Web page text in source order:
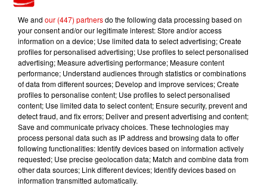
TITRES DIFFUSÉS
3h24
3h24
BEBE REXHA & DAVID
GUETTA
Sad Girls
3h20
3h20
ELLIOTT
On S'oubliera
3h16
3h16
PLAIN WHITE T'S
Hey There Delilah
We and our (447) partnersdo the following data processing based on
your consent and/or our legitimate interest: Store and/or access
information on a device; Use limited data to select advertising; Create
profiles for personalised advertising; Use profiles to select personalised
advertising; Measure advertising performance; Measure content
performance; Understand audiences through statistics or combinations
of data from different sources; Develop and improve services; Create
profiles to personalise content; Use profiles to select personalised
content; Use limited data to select content; Ensure security, prevent and
detect fraud, and fix errors; Deliver and present advertising and content;
Save and communicate privacy choices. These technologies may
process personal data such as IP address and browsing data to offer
following functionalities: Identify devices based on information actively
requested; Use precise geolocation data; Match and combine data from
other data sources; Link different devices; Identify devices based on
information transmitted automatically.